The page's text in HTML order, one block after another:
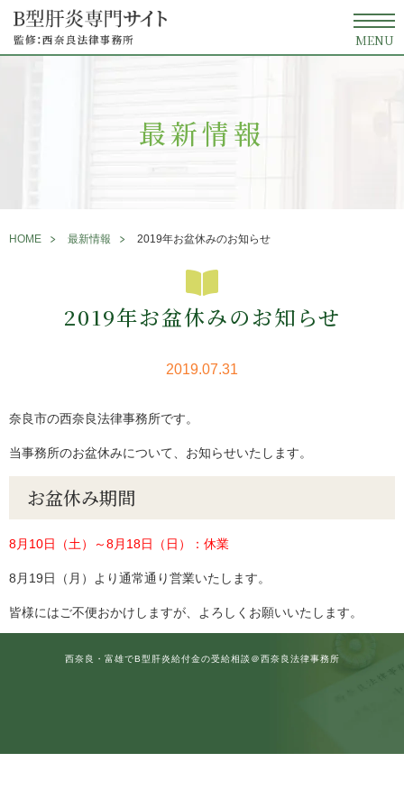
MENU
最新情報
HOME 最新情報 2019年お盆休みのお知らせ
2019年お盆休みのお知らせ
2019.07.31
奈良市の西奈良法律事務所です。
当事務所のお盆休みについて、お知らせいたします。
お盆休み期間
8月10日（土）～8月18日（日）：休業
8月19日（月）より通常通り営業いたします。
皆様にはご不便おかけしますが、よろしくお願いいたします。
西奈良・富雄でB型肝炎給付金の受給相談＠西奈良法律事務所